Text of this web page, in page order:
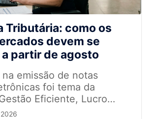
Tributária: como os
devem se
partir de agosto
emissão de notas
foi tema da
Eficiente, Lucro
Super Negócios